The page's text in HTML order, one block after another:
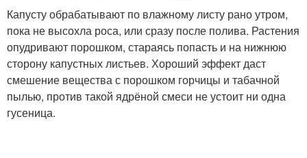
Капусту обрабатывают по влажному листу рано утром,
пока не высохла роса, или сразу после полива. Растения
опудривают порошком, стараясь попасть и на нижнюю
сторону капустных листьев. Хороший эффект даст
смешение вещества с порошком горчицы и табачной
пылью, против такой ядрёной смеси не устоит ни одна
гусеница.